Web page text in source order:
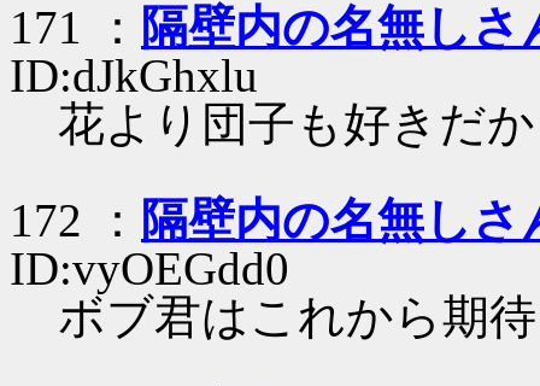
171 ： 隔壁内の名無しさ
ID:dJkGhxlu
花より団子も好きだ
172 ： 隔壁内の名無しさ
ID:vyOEGdd0
ボブ君はこれから期